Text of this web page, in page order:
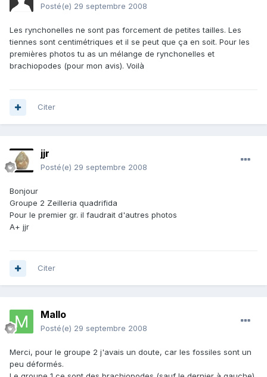
Posté(e) 29 septembre 2008
Les rynchonelles ne sont pas forcement de petites tailles. Les
tiennes sont centimétriques et il se peut que ça en soit. Pour les
premières photos tu as un mélange de rynchonelles et
brachiopodes (pour mon avis). Voilà
Citer
jjr
Posté(e) 29 septembre 2008
Bonjour
Groupe 2 Zeilleria quadrifida
Pour le premier gr. il faudrait d'autres photos
A+ jjr
Citer
Mallo
Posté(e) 29 septembre 2008
Merci, pour le groupe 2 j'avais un doute, car les fossiles sont un
peu déformés.